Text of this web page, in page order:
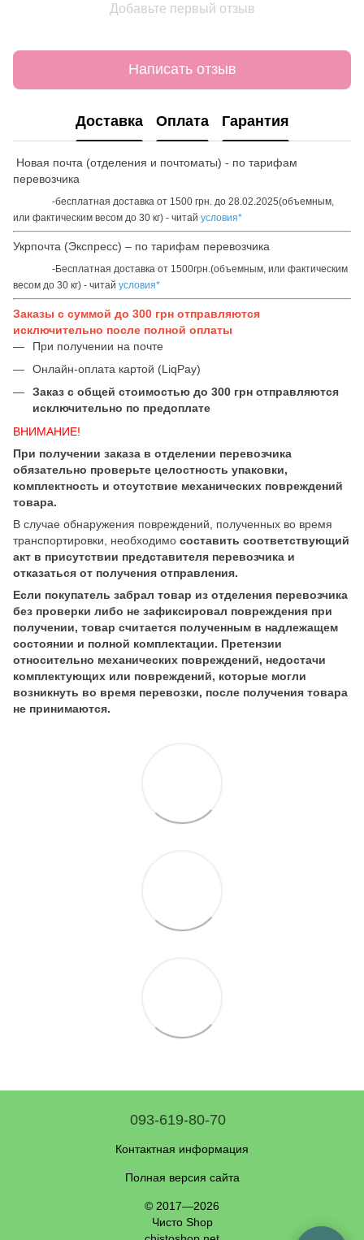
Добавьте первый отзыв
Написать отзыв
Доставка Оплата Гарантия
Новая почта (отделения и почтоматы) - по тарифам
перевозчика
-бесплатная доставка от 1500 грн. до 28.02.2025(объемным,
или фактическим весом до 30 кг) - читай условия*
Укрпочта (Экспресс) – по тарифам перевозчика
-Бесплатная доставка от 1500грн.(объемным, или фактическим
весом до 30 кг) - читай условия*
Заказы с суммой до 300 грн отправляются
исключительно после полной оплаты
При получении на почте
Онлайн-оплата картой (LiqPay)
Заказ с общей стоимостью до 300 грн отправляются
исключительно по предоплате
ВНИМАНИЕ!
При получении заказа в отделении перевозчика
обязательно проверьте целостность упаковки,
комплектность и отсутствие механических повреждений
товара.
В случае обнаружения повреждений, полученных во время
транспортировки, необходимо составить соответствующий
акт в присутствии представителя перевозчика и
отказаться от получения отправления.
Если покупатель забрал товар из отделения перевозчика
без проверки либо не зафиксировал повреждения при
получении, товар считается полученным в надлежащем
состоянии и полной комплектации. Претензии
относительно механических повреждений, недостачи
комплектующих или повреждений, которые могли
возникнуть во время перевозки, после получения товара
не принимаются.
093-619-80-70
Контактная информация
Полная версия сайта
© 2017—2026
Чисто Shop